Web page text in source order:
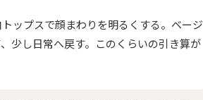
ップスで顔まわりを明るくする。ベージ
少し日常へ戻す。このくらいの引き算が